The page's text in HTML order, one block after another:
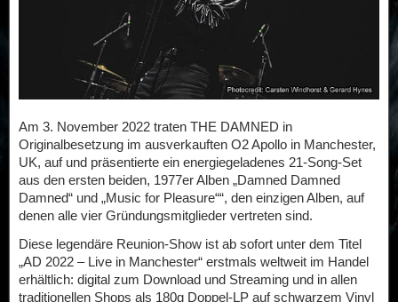
Am 3. November 2022 traten THE DAMNED in
Originalbesetzung im ausverkauften O2 Apollo in Manchester,
UK, auf und präsentierte ein energiegeladenes 21-Song-Set
aus den ersten beiden, 1977er Alben „Damned Damned
Damned“ und „Music for Pleasure““, den einzigen Alben, auf
denen alle vier Gründungsmitglieder vertreten sind.
Diese legendäre Reunion-Show ist ab sofort unter dem Titel
„AD 2022 – Live in Manchester“ erstmals weltweit im Handel
erhältlich: digital zum Download und Streaming und in allen
traditionellen Shops als 180g Doppel-LP auf schwarzem Vinyl